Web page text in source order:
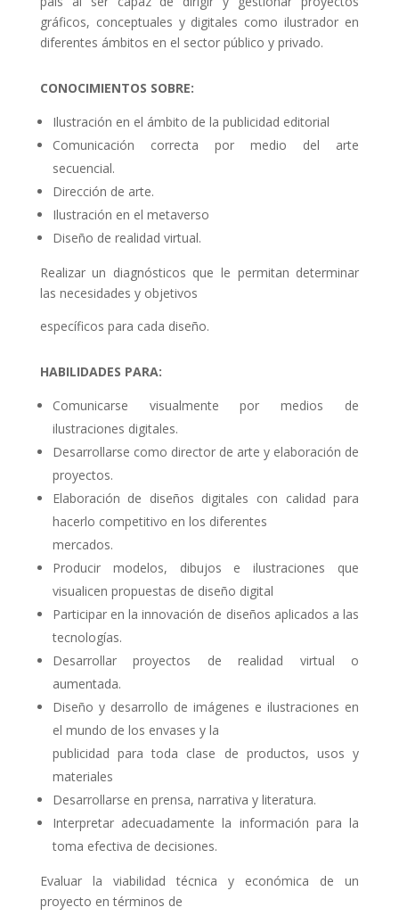
gráficos, conceptuales y digitales como ilustrador en
diferentes ámbitos en el sector público y privado.
CONOCIMIENTOS SOBRE:
Ilustración en el ámbito de la publicidad editorial
Comunicación correcta por medio del arte
secuencial.
Dirección de arte.
Ilustración en el metaverso
Diseño de realidad virtual.
Realizar un diagnósticos que le permitan determinar
las necesidades y objetivos
específicos para cada diseño.
HABILIDADES PARA:
Comunicarse visualmente por medios de
ilustraciones digitales.
Desarrollarse como director de arte y elaboración de
proyectos.
Elaboración de diseños digitales con calidad para
hacerlo competitivo en los diferentes
mercados.
Producir modelos, dibujos e ilustraciones que
visualicen propuestas de diseño digital
Participar en la innovación de diseños aplicados a las
tecnologías.
Desarrollar proyectos de realidad virtual o
aumentada.
Diseño y desarrollo de imágenes e ilustraciones en
el mundo de los envases y la
publicidad para toda clase de productos, usos y
materiales
Desarrollarse en prensa, narrativa y literatura.
Interpretar adecuadamente la información para la
toma efectiva de decisiones.
Evaluar la viabilidad técnica y económica de un
proyecto en términos de